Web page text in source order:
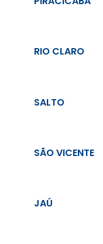
RIO CLARO
SALTO
SÃO VICENTE
JAÚ